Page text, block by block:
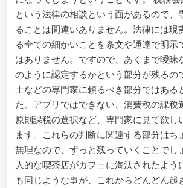
という法律の相談という面があるので、
ることは間違いありません。法律には現
る全ての細かいことを条文や通達で明示
はありません。ですので、あくまで曖昧
のように認定するかという部分が残るの
士などの専門家に頼るべき部分ではある
た、アプリではできない、消費税の課税
原則課税の選択など、専門家に見て欲し
ます。これらの判断に関連する部分はち
無理なので、ずっと残っていくことでし
人的な喫茶店がカフェに淘汰されたよう
も同じような事が、これからどんどん起